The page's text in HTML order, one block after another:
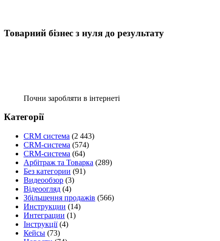
Товарний бізнес з нуля до результату
Почни заробляти в інтернеті
Категорії
CRM система (2 443)
CRM-система (574)
CRM-система (64)
Арбітраж та Товарка (289)
Без категории (91)
Видеообзор (3)
Відеоогляд (4)
Збільшення продажів (566)
Инструкции (14)
Интеграции (1)
Інструкції(4)
Кейсы (73)